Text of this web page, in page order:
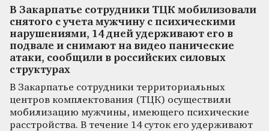
В Закарпатье сотрудники ТЦК мобилизовали
снятого с учета мужчину с психическими
нарушениями, 14 дней удерживают его в
подвале и снимают на видео панические
атаки, сообщили в российских силовых
структурах
В Закарпатье сотрудники территориальных
центров комплектования (ТЦК) осуществили
мобилизацию мужчины, имеющего психические
расстройства. В течение 14 суток его удерживают